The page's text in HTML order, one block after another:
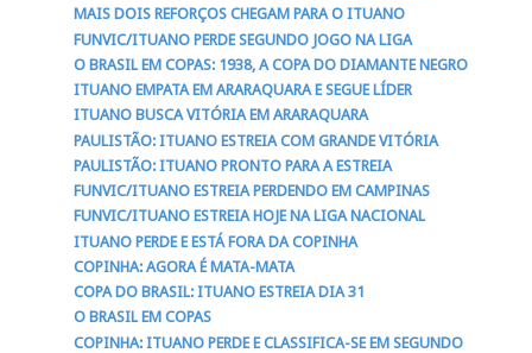
MAIS DOIS REFORÇOS CHEGAM PARA O ITUANO
FUNVIC/ITUANO PERDE SEGUNDO JOGO NA LIGA
O BRASIL EM COPAS: 1938, A COPA DO DIAMANTE NEGRO
ITUANO EMPATA EM ARARAQUARA E SEGUE LÍDER
ITUANO BUSCA VITÓRIA EM ARARAQUARA
PAULISTÃO: ITUANO ESTREIA COM GRANDE VITÓRIA
PAULISTÃO: ITUANO PRONTO PARA A ESTREIA
FUNVIC/ITUANO ESTREIA PERDENDO EM CAMPINAS
FUNVIC/ITUANO ESTREIA HOJE NA LIGA NACIONAL
ITUANO PERDE E ESTÁ FORA DA COPINHA
COPINHA: AGORA É MATA-MATA
COPA DO BRASIL: ITUANO ESTREIA DIA 31
O BRASIL EM COPAS
COPINHA: ITUANO PERDE E CLASSIFICA-SE EM SEGUNDO